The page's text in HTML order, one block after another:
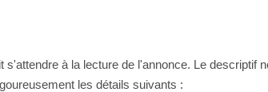
à la lecture de l'annonce. Le descriptif
les détails suivants :